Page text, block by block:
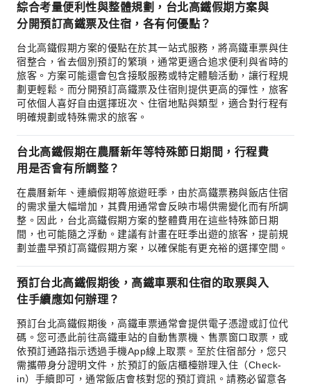
綜合考量便利性與整體規劃，台北高鐵假期方案與
分開預訂高鐵票及住宿，各有何優點？
台北高鐵假期方案的優點在於其一站式服務，將高鐵車票與住
宿整合，省去個別預訂的繁瑣，通常更適合追求便利與省時的
旅客。方案可能還會包含接駁服務或特定體驗活動，讓行程規
劃更輕鬆。而分開預訂高鐵票及住宿則提供更高的彈性，旅客
可依個人喜好自由選擇班次、住宿地點與類型，適合對行程有
明確規劃或特殊需求的旅客。
台北高鐵假期在農曆新年等特殊節日期間，行程費
用是否會有所調整？
在農曆新年、連續假期等旅遊旺季，由於高鐵票務與飯店住宿
的需求量大幅增加，其費用通常會反映市場供需變化而有所調
整。因此，台北高鐵假期方案的整體費用在這些特殊節日期
間，也可能隨之浮動。建議有計畫在旺季出遊的旅客，提前規
劃並盡早預訂高鐵假期方案，以確保能有更充裕的選擇空間。
預訂台北高鐵假期後，高鐵車票和住宿的取票與入
住手續應如何辦理？
預訂台北高鐵假期後，高鐵車票通常會提供電子憑證或訂位代
碼。您可憑此前往高鐵車站的自動售票機、售票窗口取票，或
依預訂通路指示透過手機App線上取票。至於住宿部分，您只
需攜帶身分證明文件，於預訂的飯店櫃檯辦理入住（Check-
in）手續即可，通常飯店會核對您的預訂資訊。請務必留意各